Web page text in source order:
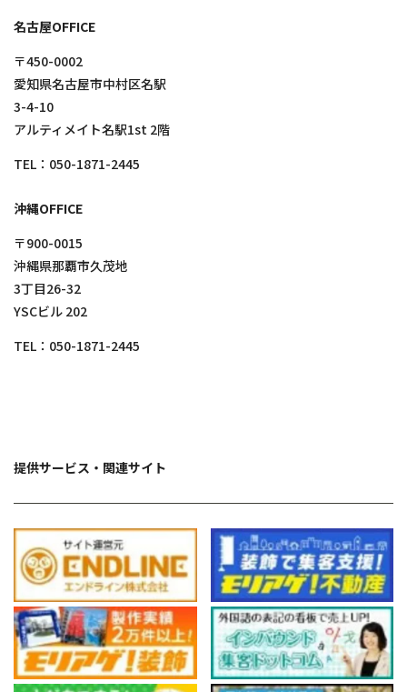
名古屋OFFICE
〒450-0002
愛知県名古屋市中村区名駅
3-4-10
アルティメイト名駅1st 2階
TEL： 050-1871-2445
沖縄OFFICE
〒900-0015
沖縄県那覇市久茂地
3丁目26-32
YSCビル 202
TEL： 050-1871-2445
提供サービス・関連サイト